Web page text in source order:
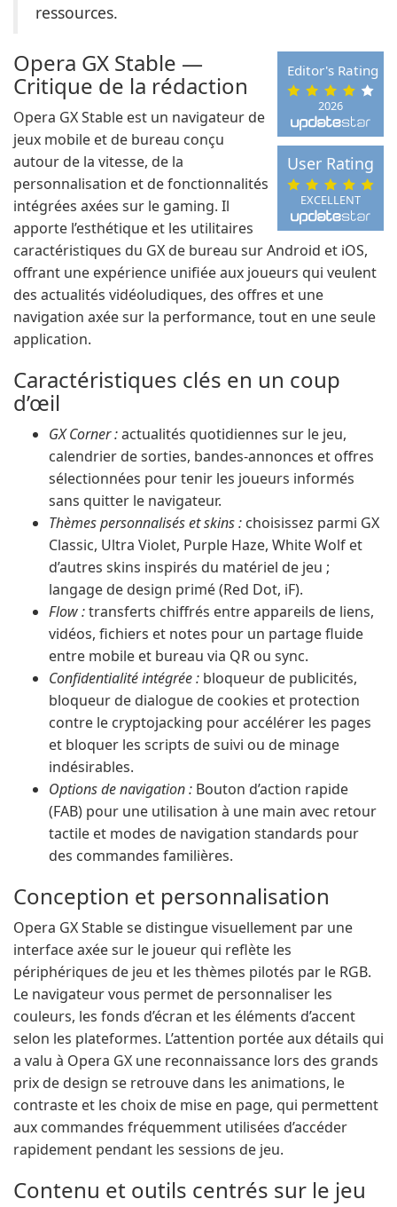
ressources.
2026
Editor's Rating
EXCELLENT
User Rating
Opera GX Stable —
Critique de la rédaction
Opera GX Stable est un navigateur de
jeux mobile et de bureau conçu
autour de la vitesse, de la
personnalisation et de fonctionnalités
intégrées axées sur le gaming. Il
apporte l’esthétique et les utilitaires
caractéristiques du GX de bureau sur Android et iOS,
offrant une expérience unifiée aux joueurs qui veulent
des actualités vidéoludiques, des offres et une
navigation axée sur la performance, tout en une seule
application.
Caractéristiques clés en un coup
d’œil
GX Corner :actualités quotidiennes sur le jeu,
calendrier de sorties, bandes-annonces et offres
sélectionnées pour tenir les joueurs informés
sans quitter le navigateur.
Thèmes personnalisés et skins : choisissez parmi GX
Classic, Ultra Violet, Purple Haze, White Wolf et
d’autres skins inspirés du matériel de jeu ;
langage de design primé (Red Dot, iF).
Flow :transferts chiffrés entre appareils de liens,
vidéos, fichiers et notes pour un partage fluide
entre mobile et bureau via QR ou sync.
Confidentialité intégrée : bloqueur de publicités,
bloqueur de dialogue de cookies et protection
contre le cryptojacking pour accélérer les pages
et bloquer les scripts de suivi ou de minage
indésirables.
Options de navigation : Bouton d’action rapide
(FAB) pour une utilisation à une main avec retour
tactile et modes de navigation standards pour
des commandes familières.
Conception et personnalisation
Opera GX Stable se distingue visuellement par une
interface axée sur le joueur qui reflète les
périphériques de jeu et les thèmes pilotés par le RGB.
Le navigateur vous permet de personnaliser les
couleurs, les fonds d’écran et les éléments d’accent
selon les plateformes. L’attention portée aux détails qui
a valu à Opera GX une reconnaissance lors des grands
prix de design se retrouve dans les animations, le
contraste et les choix de mise en page, qui permettent
aux commandes fréquemment utilisées d’accéder
rapidement pendant les sessions de jeu.
Contenu et outils centrés sur le jeu